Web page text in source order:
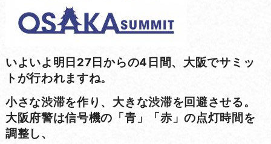
いよいよ明日27日からの4日間、大阪でサミッ
トが行われますね。
小さな渋滞を作り、大きな渋滞を回避させる。
大阪府警は信号機の「青」「赤」の点灯時間を
調整し、